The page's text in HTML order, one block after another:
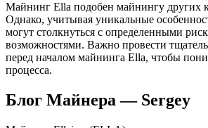
Майнинг Ella подобен майнингу других
Однако, учитывая уникальные
могут столкнуться с определенными
возможностями. Важно провести
перед началом майнинга Ella, чтобы
процесса.
Блог Майнера — Sergey